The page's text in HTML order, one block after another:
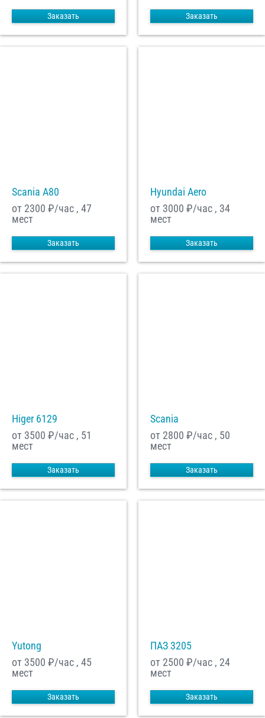
Заказать Заказать
Scania A80
от 2300 ₽/час , 47
мест
Заказать
Hyundai Aero
от 3000 ₽/час , 34
мест
Заказать
Higer 6129
от 3500 ₽/час , 51
мест
Заказать
Scania
от 2800 ₽/час , 50
мест
Заказать
Yutong
от 3500 ₽/час , 45
мест
Заказать
ПАЗ 3205
от 2500 ₽/час , 24
мест
Заказать